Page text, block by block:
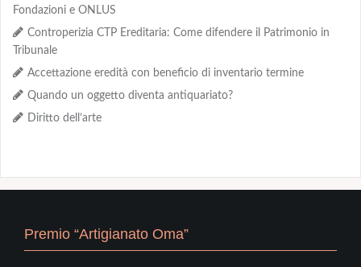
Fondazioni e ONLUS
Controperizia CTP Ereditaria: Come difendere il Patrimonio in
Tribunale
Accettazione eredità con beneficio di inventario termine
Quando un oggetto diventa antiquariato?
Diritto dell’arte
Premio “Artigianato Oma”